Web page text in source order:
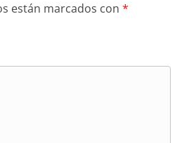
están marcados con *